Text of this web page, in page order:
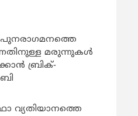
മരുന്നുകള്‍
ബ്രിക്-
വ്യതിയാനത്തെ